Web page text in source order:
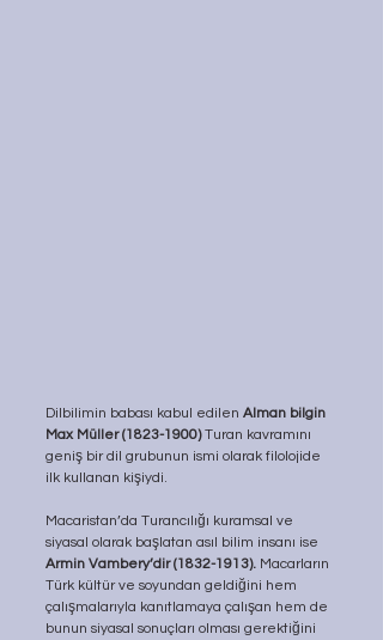
Dilbilimin babası kabul edilen Alman bilgin
Max Müller (1823-1900) Turan kavramını
geniş bir dil grubunun ismi olarak filolojide
ilk kullanan kişiydi.
Macaristan’da Turancılığı kuramsal ve
siyasal olarak başlatan asıl bilim insanı ise
Armin Vambery’dir (1832-1913). Macarların
Türk kültür ve soyundan geldiğini hem
çalışmalarıyla kanıtlamaya çalışan hem de
bunun siyasal sonuçları olması gerektiğini